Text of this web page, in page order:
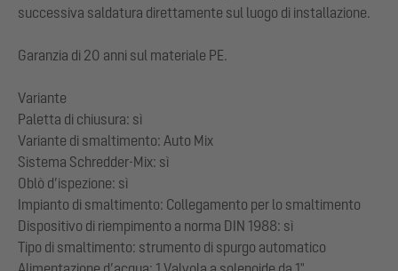
successiva saldatura direttamente sul luogo di installazione.
Garanzia di 20 anni sul materiale PE.
Variante
Paletta di chiusura: sì
Variante di smaltimento: Auto Mix
Sistema Schredder-Mix: sì
Oblò d’ispezione: sì
Impianto di smaltimento: Collegamento per lo smaltimento
Dispositivo di riempimento a norma DIN 1988: sì
Tipo di smaltimento: strumento di spurgo automatico